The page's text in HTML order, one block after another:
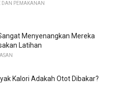
DAN PEMAKANAN
Menyenangkan Mereka
Latihan
Kalori Adakah Otot Dibakar?